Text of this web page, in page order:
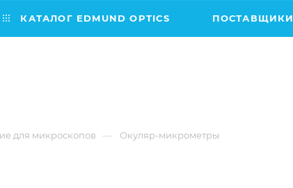
КАТАЛОГ EDMUND OPTICS ПОСТАВЩИКИ
для микроскопов — Окуляр-микрометры